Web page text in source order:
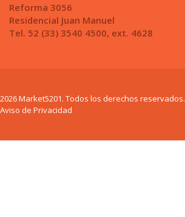
Reforma 3056
Residencial Juan Manuel
Tel. 52 (33) 3540 4500, ext. 4628
2026 Market5201. Todos los derechos reservados.
Aviso de Privacidad